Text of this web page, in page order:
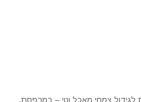
לגידול צמחי מאכל ונוי – במרפסת,